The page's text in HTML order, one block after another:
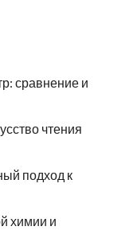
сравнение и
чтения
подход к
химии и